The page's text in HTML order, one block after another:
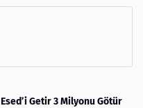
Esed’i Getir 3 Milyonu Götür